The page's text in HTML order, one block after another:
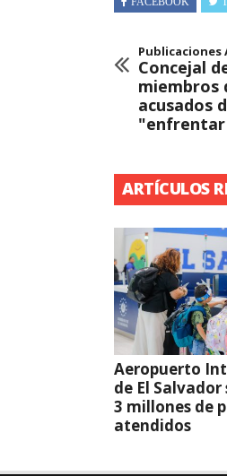
Concejal
miembros
acusados
ARTÍCULOS
Aeropuerto
de El Salvador
3 millones de
atendidos